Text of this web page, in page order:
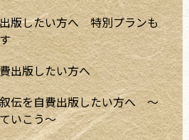
版したい方へ 特別プランも
出版したい方へ
伝を自費出版したい方へ ～
いこう～